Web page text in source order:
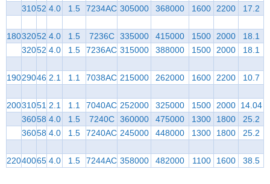
31052 4.0 1.5 7234AC 305000 368000 1600 2200 17.2
18032052 4.0 1.5 7236C 335000 415000 1500 2000
18.1
32052 4.0 1.5 7236AC 315000 388000 1500 2000 18.1
19029046 2.1 1.1 7038AC 215000 262000 1600 2200 10.7
20031051 2.1 1.1 7040AC 252000 325000 1500 2000 14.04
36058 4.0 1.5 7240C 360000 475000 1300 1800
25.2
36058 4.0 1.5 7240AC 245000 448000 1300 1800 25.2
22040065 4.0 1.5 7244AC 358000 482000 1100 1600 38.5